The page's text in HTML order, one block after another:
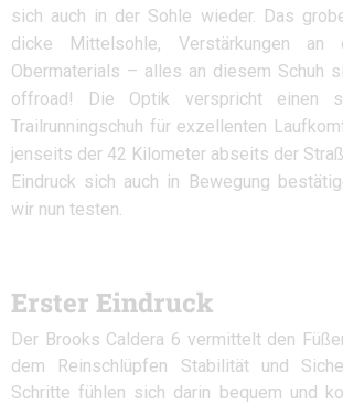
sich auch in der Sohle wieder. Das
dicke Mittelsohle, Verstärkungen
Obermaterials – alles an diesem Schuh
offroad! Die Optik verspricht einen
Trailrunningschuh für exzellenten
jenseits der 42 Kilometer abseits der
Eindruck sich auch in Bewegung
wir nun testen.
Erster Eindruck
Der Brooks Caldera 6 vermittelt den
dem Reinschlüpfen Stabilität und
Schritte fühlen sich darin bequem und